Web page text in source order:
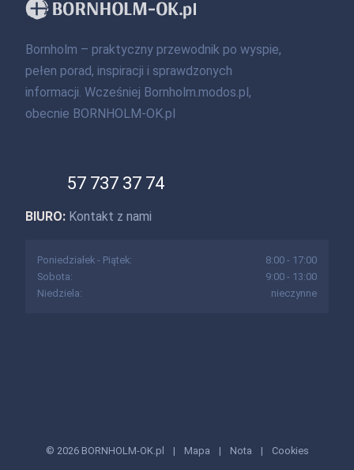
Bornholm – praktyczny przewodnik po wyspie,
pełen porad, inspiracji i sprawdzonych
informacji. Wcześniej Bornholm.modos.pl,
obecnie BORNHOLM-OK.pl
57 737 37 74
BIURO: Kontakt z nami
Poniedziałek - Piątek:
8:00 - 17:00
Sobota:
9:00 - 13:00
Niedziela:
nieczynne
© 2026 BORNHOLM-OK.pl | Mapa | Nota | Cookies